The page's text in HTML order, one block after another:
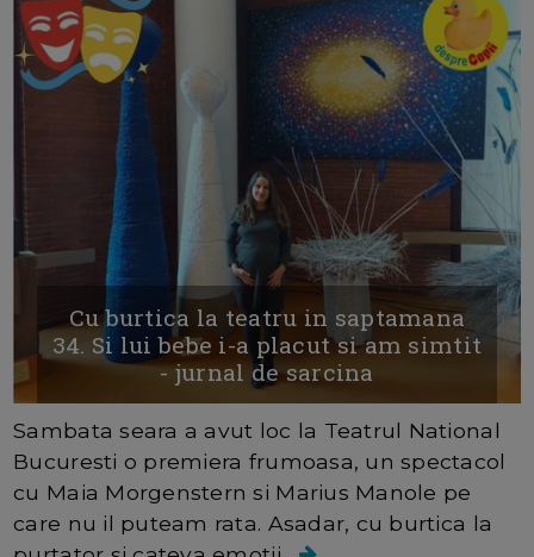
Cu burtica la teatru in saptamana
34. Si lui bebe i-a placut si am simtit
- jurnal de sarcina
Sambata seara a avut loc la Teatrul National
Bucuresti o premiera frumoasa, un spectacol
cu Maia Morgenstern si Marius Manole pe
care nu il puteam rata. Asadar, cu burtica la